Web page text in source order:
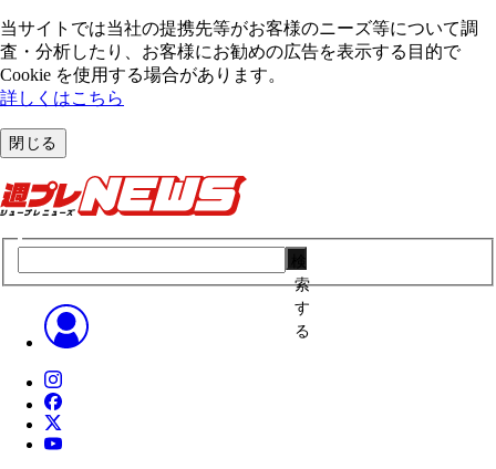
当サイトでは当社の提携先等がお客様のニーズ等について調
査・分析したり、お客様にお勧めの広告を表⽰する⽬的で
Cookie を使⽤する場合があります。
詳しくはこちら
閉じる
索
す
る